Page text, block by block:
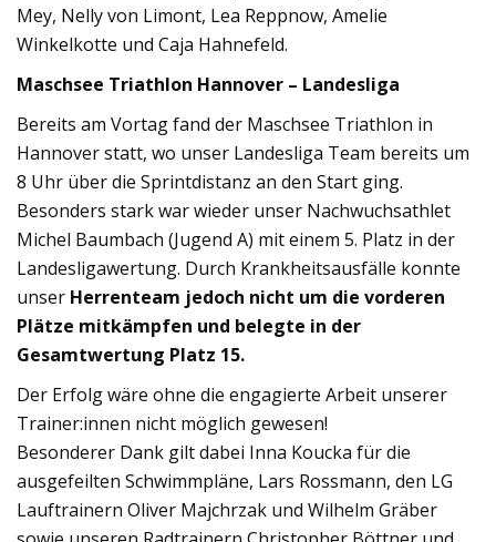
Mey, Nelly von Limont, Lea Reppnow, Amelie
Winkelkotte und Caja Hahnefeld.
Maschsee Triathlon Hannover – Landesliga
Bereits am Vortag fand der Maschsee Triathlon in
Hannover statt, wo unser Landesliga Team bereits um
8 Uhr über die Sprintdistanz an den Start ging.
Besonders stark war wieder unser Nachwuchsathlet
Michel Baumbach (Jugend A) mit einem 5. Platz in der
Landesligawertung. Durch Krankheitsausfälle konnte
unser Herrenteam jedoch nicht um die vorderen
Plätze mitkämpfen und belegte in der
Gesamtwertung Platz 15.
Der Erfolg wäre ohne die engagierte Arbeit unserer
Trainer:innen nicht möglich gewesen!
Besonderer Dank gilt dabei Inna Koucka für die
ausgefeilten Schwimmpläne, Lars Rossmann, den LG
Lauftrainern Oliver Majchrzak und Wilhelm Gräber